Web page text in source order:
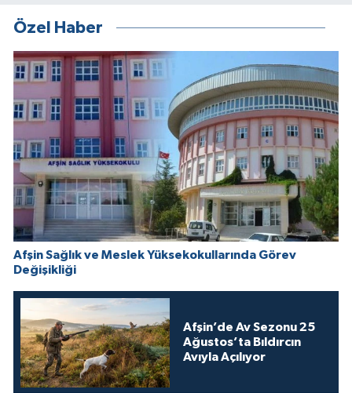
Özel Haber
Afşin Sağlık ve Meslek Yüksekokullarında Görev
Değişikliği
Afşin’de Av Sezonu 25
Ağustos’ta Bıldırcın
Avıyla Açılıyor